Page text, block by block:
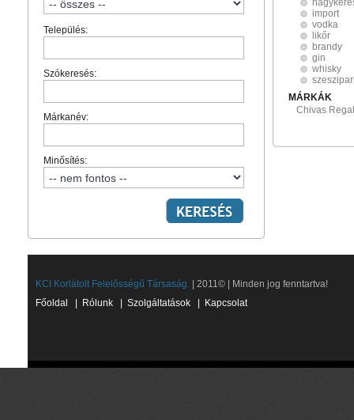
Település:
Szókeresés:
Márkanév:
Minősítés:
import
vodka
likőr
brandy
gin
whisky
MÁRKÁK
Chivas
KCI Korlátolt Felelősségű Társaság. | 2011© | Minden jog fenntartva!
Főoldal
Rólunk Szolgáltatások Kapcsolat